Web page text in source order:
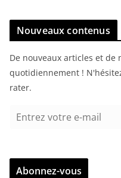
Nouveaux contenus
De nouveaux articles et de
quotidiennement !
rater.
r
Abonnez-vous